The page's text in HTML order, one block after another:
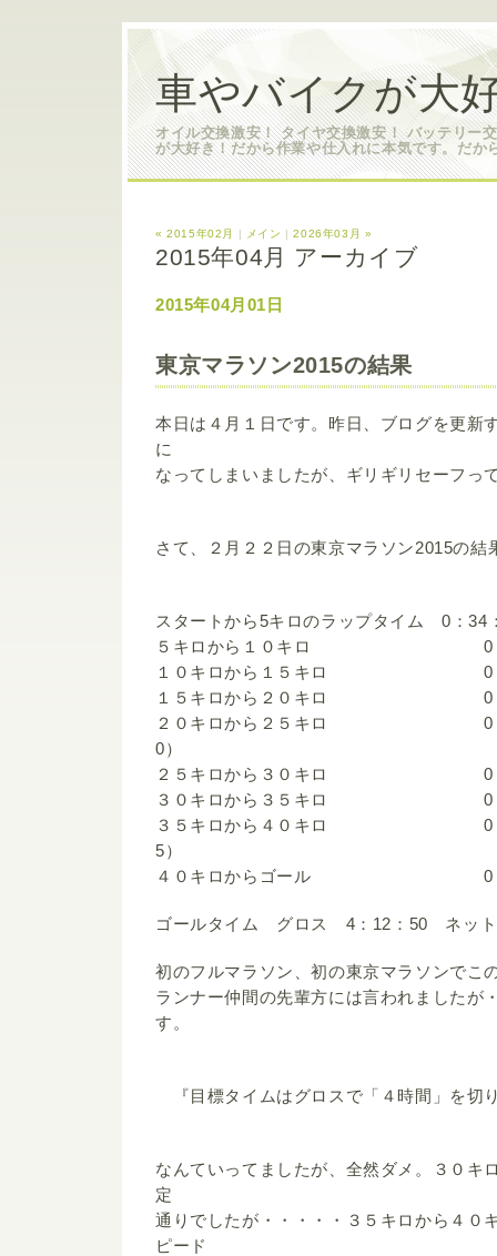
車やバイクが大
オイル交換激安！ タイヤ交換激安！ バッテリー
が大好き！だから作業や仕入れに本気です。だか
« 2015年02月 | メイン |2026年03月 »
2015年04月 アーカイブ
2015年04月01日
東京マラソン2015の結果
本日は４月１日です。昨日、ブログを更新
に
なってしまいましたが、ギリギリセーフっ
さて、２月２２日の東京マラソン2015の結
スタートから5キロのラップタイム 0：
５キロから１０キロ 0：
１０キロから１５キロ 0：
１５キロから２０キロ 0：
２０キロから２５キロ 0：26
0）
２５キロから３０キロ 0：
３０キロから３５キロ 0：
３５キロから４０キロ 0：35
5）
４０キロからゴール 0：
ゴールタイム グロス 4：12：50 ネッ
初のフルマラソン、初の東京マラソンでこ
ランナー仲間の先輩方には言われましたが
す。
『目標タイムはグロスで「４時間」を切
なんていってましたが、全然ダメ。３０キ
定
通りでしたが・・・・・３５キロから４０
ピード